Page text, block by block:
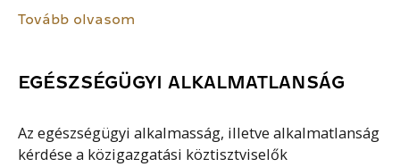
Tovább olvasom
EGÉSZSÉGÜGYI ALKALMATLANSÁG
Az egészségügyi alkalmasság, illetve alkalmatlanság
kérdése a közigazgatási köztisztviselők